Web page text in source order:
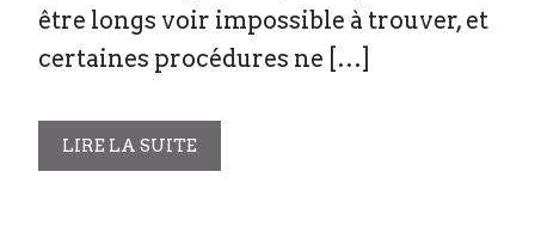
être longs voir impossible à trouver, et
certaines procédures ne […]
LIRE LA SUITE